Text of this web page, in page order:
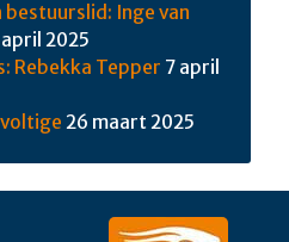
Inge van
april 2025
Rebekka Tepper 7 april
26 maart 2025